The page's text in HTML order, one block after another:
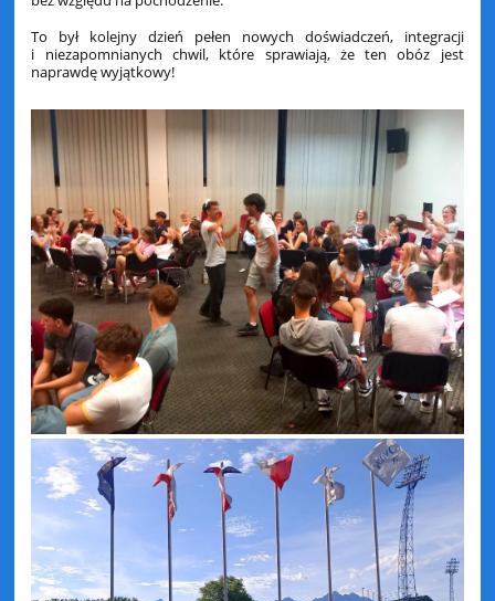
To był kolejny dzień pełen nowych doświadczeń, integracji
i niezapomnianych chwil, które sprawiają, że ten obóz jest
naprawdę wyjątkowy!